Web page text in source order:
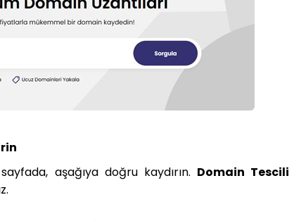
aşağıya doğru kaydırın. Domain Tescili